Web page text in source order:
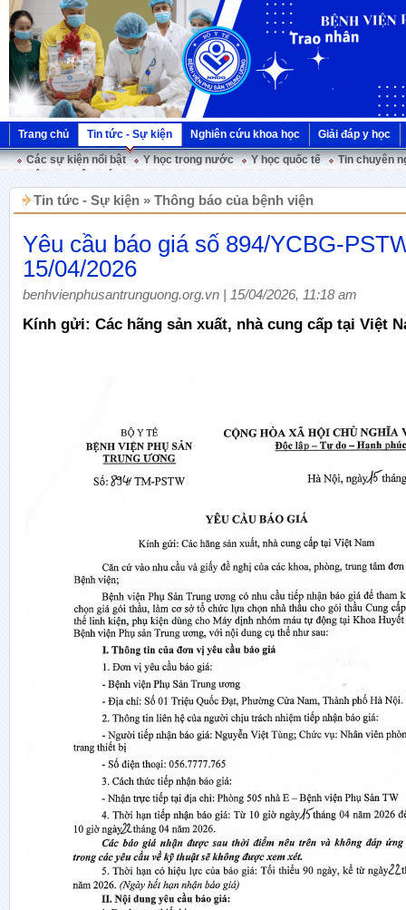
Trang chủ Tin tức - Sự kiện Nghiên cứu khoa học
Giải đáp y học
Các sự kiện nổi bật
Y học trong nước Y học quốc tế
Tin chuyên
Tin tức - Sự kiện » Thông báo của bệnh viện
Yêu cầu báo giá số 894/YCBG-
15/04/2026
benhvienphusantrunguong.org.vn | 15/04/2026, 11:18 am
Kính gửi: Các hãng sản xuất, nhà cung cấp tại Việt